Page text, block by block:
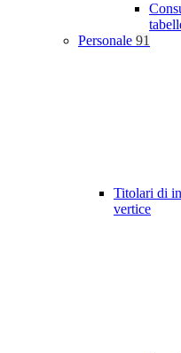
Personale 91
Titolari di
vertice